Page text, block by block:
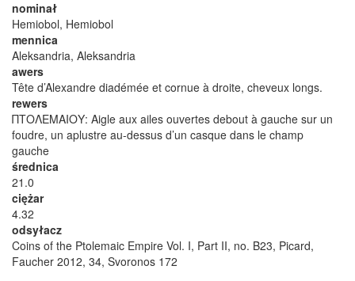
nominał
Hemiobol, Hemiobol
mennica
Aleksandria, Aleksandria
awers
Tête d’Alexandre diadémée et cornue à droite, cheveux longs.
rewers
ΠΤΟΛΕΜΑΙΟΥ: Aigle aux ailes ouvertes debout à gauche sur un
foudre, un aplustre au-dessus d’un casque dans le champ
gauche
średnica
21.0
ciężar
4.32
odsyłacz
Coins of the Ptolemaic Empire Vol. I, Part II, no. B23, Picard,
Faucher 2012, 34, Svoronos 172